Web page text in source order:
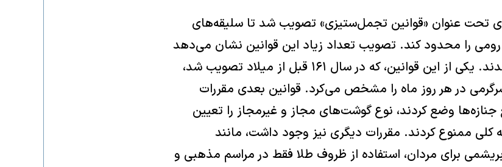
تحت عنوان «قوانین تجمل‌ستیزی» تصویب شد تا سلیقه‌های
را محدود کند. تصویب تعداد زیاد این قوانین نشان می‌دهد
که به ندرت رعایت یا اجرا می‌شدند. یکی از این قوانین، که در سال ۱۶۱ قبل از میلاد تصویب شد،
در هر روز ماه را مشخص می‌کرد. قوانین بعدی مقررات
وضع کردند، نوع گوشت‌های مجاز و غیرمجاز را تعیین
کلی ممنوع کردند. مقررات دیگری نیز وجود داشت، مانند
برای مردان، استفاده از ظروف طلا فقط در مراسم مذهبی و